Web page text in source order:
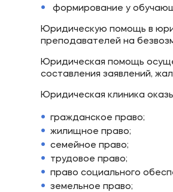
формирование у
Юридическую помощь в
преподавателей на
Юридическая помощь
составления заявлений,
Юридическая клиника
гражданское право;
жилищное право;
семейное право;
трудовое право;
право социального
земельное право;